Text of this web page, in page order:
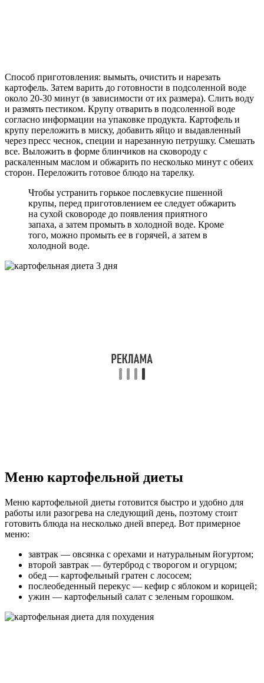
Способ приготовления: вымыть, очистить и нарезать
картофель. Затем варить до готовности в подсоленной воде
около 20-30 минут (в зависимости от их размера). Слить воду
и размять пестиком. Крупу отварить в подсоленной воде
согласно информации на упаковке продукта. Картофель и
крупу переложить в миску, добавить яйцо и выдавленный
через пресс чеснок, специи и нарезанную петрушку. Смешать
все. Выложить в форме блинчиков на сковороду с
раскаленным маслом и обжарить по несколько минут с обеих
сторон. Переложить готовое блюдо на тарелку.
Чтобы устранить горькое послевкусие пшенной
крупы, перед приготовлением ее следует обжарить
на сухой сковороде до появления приятного
запаха, а затем промыть в холодной воде. Кроме
того, можно промыть ее в горячей, а затем в
холодной воде.
Меню картофельной диеты
Меню картофельной диеты готовится быстро и удобно для
работы или разогрева на следующий день, поэтому стоит
готовить блюда на несколько дней вперед. Вот примерное
меню:
завтрак — овсянка с орехами и натуральным йогуртом;
второй завтрак — бутерброд с творогом и огурцом;
обед — картофельный гратен с лососем;
послеобеденный перекус — кефир с яблоком и корицей;
ужин — картофельный салат с зеленым горошком.